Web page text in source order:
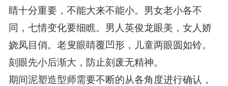
睛十分重要，不能大来不能小。男女老小各不
同，七情变化要细瞧。男人英俊龙眼美，女人娇
娆凤目俏。老叟眼睛覆凹形，儿童两眼圆如铃。
刻眼先小后渐大，防止刻废无精神。
期间泥塑造型师需要不断的从各角度进行确认，